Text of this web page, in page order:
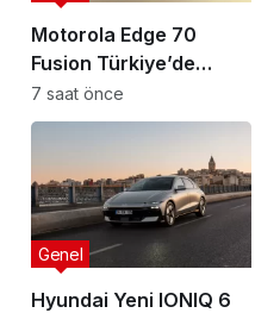
Motorola Edge 70
Fusion Türkiye’de
Hepsiburada ile ön
satışa açıldı
7 saat önce
Hyundai Yeni IONIQ 6
Genel